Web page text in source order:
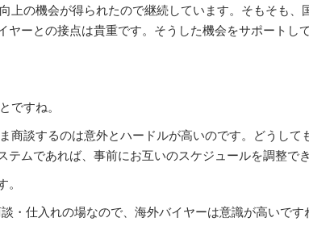
上の機会が得られたので継続しています。そもそも
ーとの接点は貴重です。そうした機会をサポートし
ですね。
商談するのは意外とハードルが高いのです。どうし
ムであれば、事前にお互いのスケジュールを調整で
・仕入れの場なので、海外バイヤーは意識が高いで